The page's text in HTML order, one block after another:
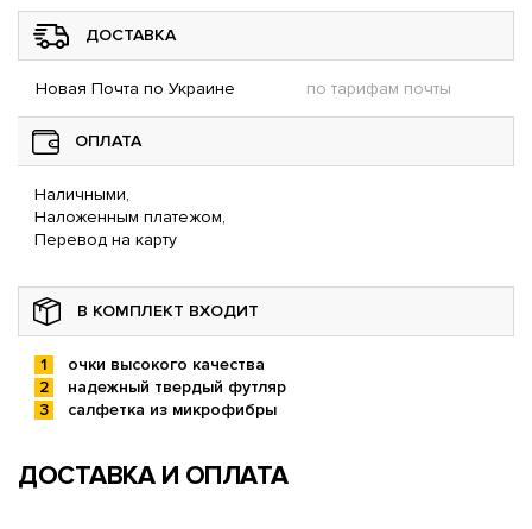
ДОСТАВКА
Новая Почта по Украине по тарифам почты
ОПЛАТА
Наличными,
Наложенным платежом,
Перевод на карту
В КОМПЛЕКТ ВХОДИТ
очки высокого качества
надежный твердый футляр
салфетка из микрофибры
ДОСТАВКА И ОПЛАТА